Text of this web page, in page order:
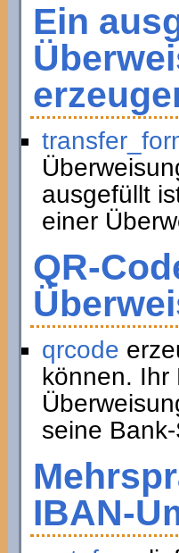
Ein
ausgefüllt
einer
QR-
qrcode
können. Ihr
seine
IBAN-